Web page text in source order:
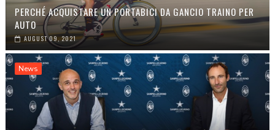
PERCHÉ ACQUISTARE UN PORTABICI DA GANCIO TRAINO PER
AUTO
AUGUST 09, 2021
News